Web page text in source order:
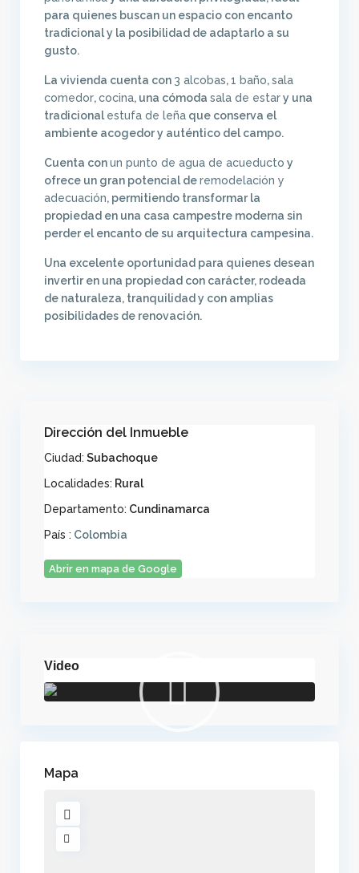
para quienes buscan un espacio con encanto
tradicional y la posibilidad de adaptarlo a su
gusto.
La vivienda cuenta con 3 alcobas,1 baño,sala
comedor,cocina, una cómodasala de estary una
tradicional estufa de leña que conserva el
ambiente acogedor y auténtico del campo.
Cuenta conun punto de agua de acueducto y
ofrece un gran potencial deremodelación y
adecuación, permitiendo transformar la
propiedad en una casa campestre moderna sin
perder el encanto de su arquitectura campesina.
Una excelente oportunidad para quienes desean
invertir en una propiedad con carácter, rodeada
de naturaleza, tranquilidad y con amplias
posibilidades de renovación.
Dirección del Inmueble
Ciudad: Subachoque
Localidades: Rural
Departamento: Cundinamarca
País : Colombia
Abrir en mapa de Google
Video
Mapa